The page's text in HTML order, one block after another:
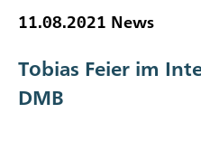
11.08.2021 News
Tobias Feier im
DMB